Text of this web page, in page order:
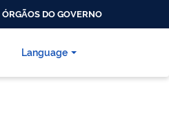
ÓRGÃOS DO GOVERNO
Language